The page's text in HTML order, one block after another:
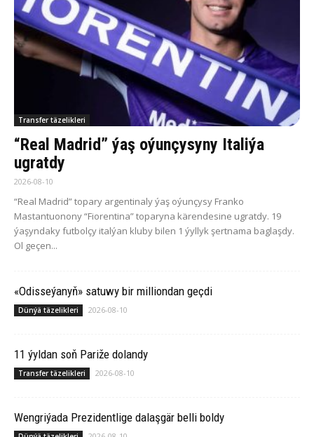
Transfer täzelikleri
“Real Madrid” ýaş oýunçysyny Italiýa
ugratdy
2026-08-10
“Real Madrid” topary argentinaly ýaş oýunçysy Franko
Mastantuonony “Fiorentina” toparyna kärendesine ugratdy. 19
ýaşyndaky futbolçy italýan kluby bilen 1 ýyllyk şertnama baglaşdy.
Ol geçen...
«Odisseýanyň» satuwy bir milliondan geçdi
Dünýä täzelikleri 2026-08-10
11 ýyldan soň Pariže dolandy
Transfer täzelikleri 2026-08-10
Wengriýada Prezidentlige dalaşgär belli boldy